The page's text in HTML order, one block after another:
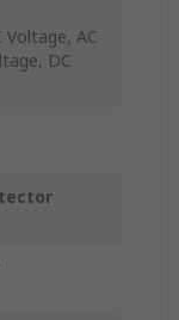
Voltage, AC
DC